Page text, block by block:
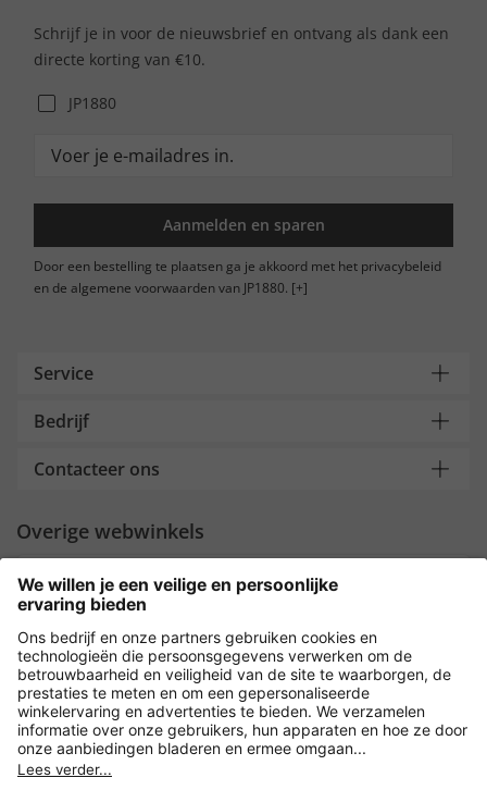
Schrijf je in voor de nieuwsbrief en ontvang als dank een
directe korting van €10.
JP1880
Aanmelden en sparen
Door een bestelling te plaatsen ga je akkoord met het privacybeleid
en de algemene voorwaarden van JP1880. [+]
Service
Bedrijf
Contacteer ons
Overige webwinkels
Nederland
Payment and Delivery
Versleuteling met